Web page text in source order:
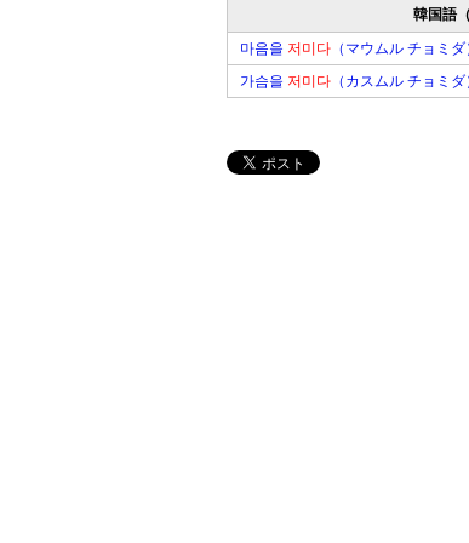
韓国語
마음을 저미다 （マウムル チョミダ
가슴을 저미다 （カスムル チョミダ